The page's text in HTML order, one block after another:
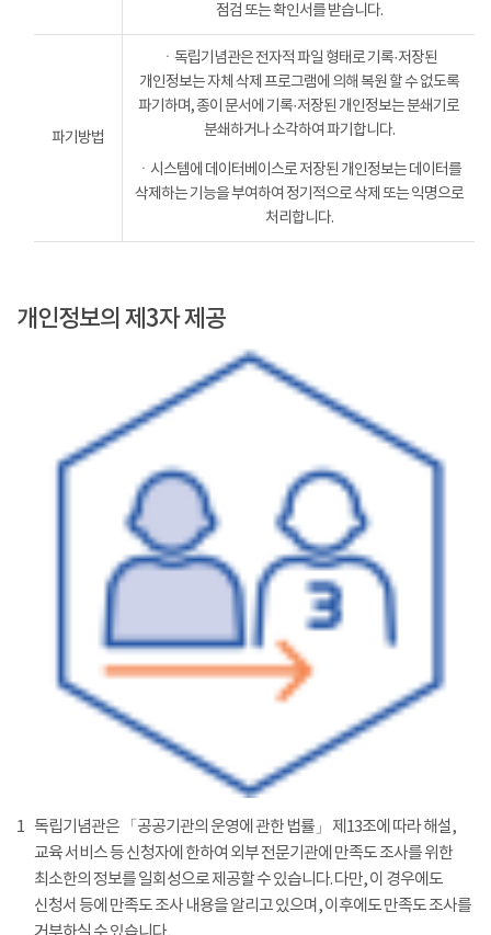
점검 또는 확인서를 받습니다.
파기방법
ㆍ독립기념관은 전자적 파일 형태로 기록·저장된
개인정보는 자체 삭제 프로그램에 의해 복원 할 수 없도록
파기하며, 종이 문서에 기록·저장된 개인정보는 분쇄기로
분쇄하거나 소각하여 파기합니다.
ㆍ시스템에 데이터베이스로 저장된 개인정보는 데이터를
삭제하는 기능을 부여하여 정기적으로 삭제 또는 익명으로
처리합니다.
개인정보의 제3자 제공
1 독립기념관은 「공공기관의 운영에 관한 법률」 제13조에 따라 해설,
교육 서비스 등 신청자에 한하여 외부 전문기관에 만족도 조사를 위한
최소한의 정보를 일회성으로 제공할 수 있습니다. 다만, 이 경우에도
신청서 등에 만족도 조사 내용을 알리고 있으며, 이후에도 만족도 조사를